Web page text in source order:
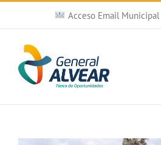
Saltar
contenido
Acceso Email Municipal